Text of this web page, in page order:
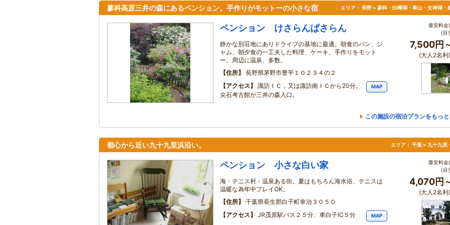
蓼科高原三井の森にあるペンション。手作りがモットーの小さな宿 エリア： 長野 > 蓼科・白樺湖・車山・女神湖・
ペンション けさらんぱさらん
静かな別荘地にありドライブの基地に最適。朝食のパン、ジ
ャム、朝夕食の一工夫した料理、ケーキ、手作りをモット
ー。周辺に温泉、多数。
住所
長野県茅野市豊平１０２３４の２
アクセス
諏訪ＩＣ，又は諏訪南ＩＣから20分。
尖石考古館が三井の森入口。
MAP
最安料金
(目
7,500円
(大人2名利
この施設の宿泊プランをもっ
都心から近い九十九里浜沿い。 エリア： 千葉 > 九十九里
ペンション 小さな白い家
海・テニス村・温泉ある街。夏はもちろん海水浴、テニスは
温暖な為年中プレイOK。
住所
千葉県長生郡白子町幸治３０５０
アクセス
JR茂原駅バス２５分、車白子IC５分 MAP
最安料金
(目
4,070円
(大人2名利